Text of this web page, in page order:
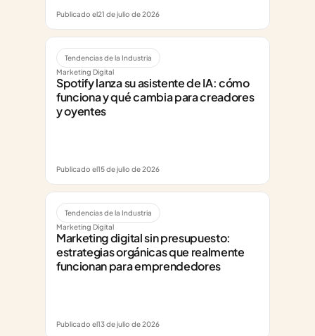
Publicado el21 de julio de 2026
Tendencias de la Industria
Marketing Digital
Spotify lanza su asistente de IA: cómo
funciona y qué cambia para creadores
y oyentes
Publicado el15 de julio de 2026
Tendencias de la Industria
Marketing Digital
Marketing digital sin presupuesto:
estrategias orgánicas que realmente
funcionan para emprendedores
Publicado el13 de julio de 2026